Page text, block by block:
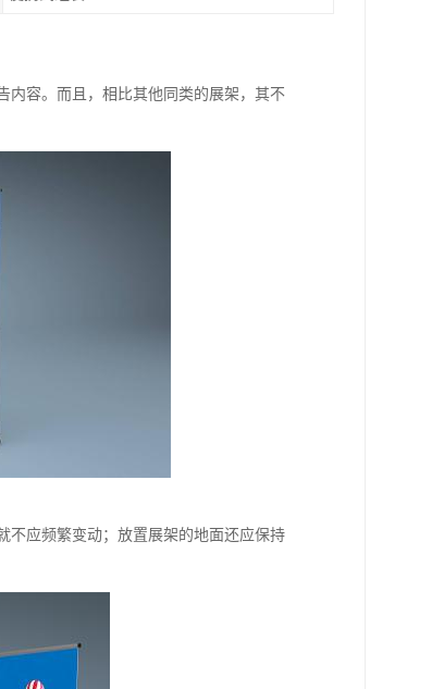
内容。而且，相比其他同类的展架，其不
不应频繁变动；放置展架的地面还应保持